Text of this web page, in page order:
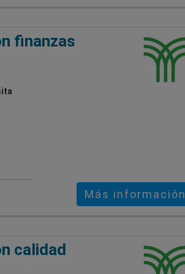
finanzas
Más información
calidad